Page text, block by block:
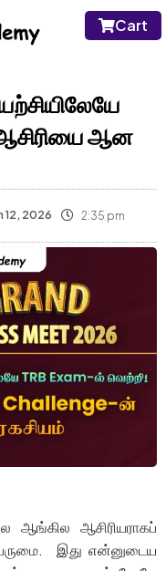
Cart
ஆசிரியை ஆன
12, 2026 2:35 pm
ஆங்கில ஆசிரியராகப்
இது என்னுடைய